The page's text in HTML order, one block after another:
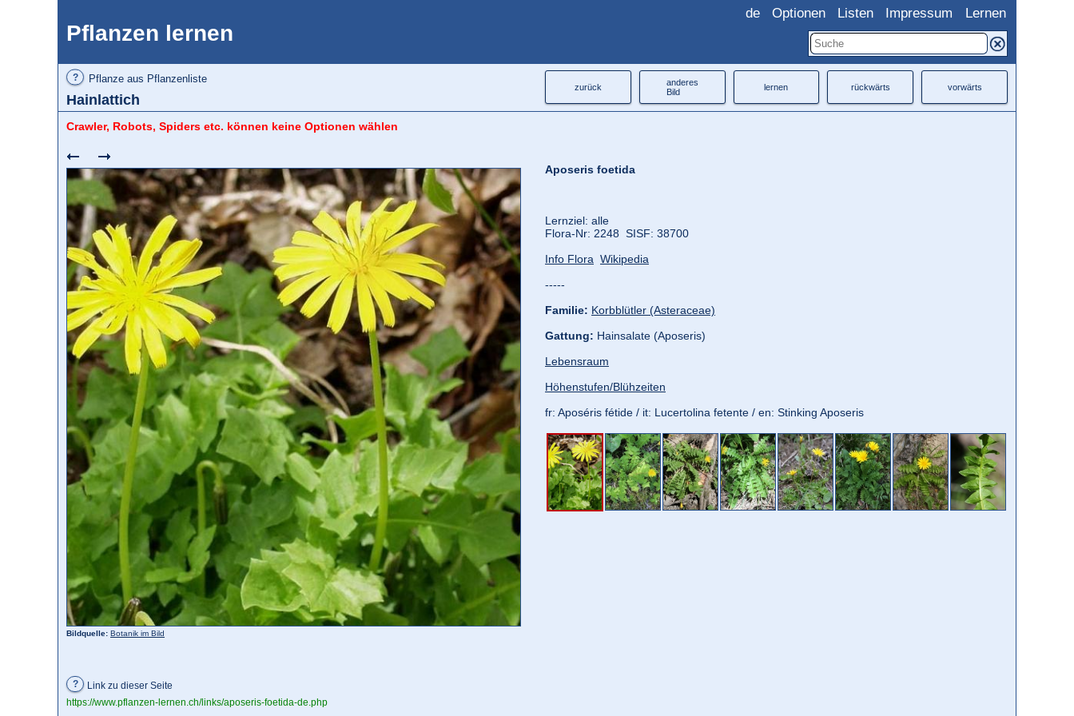
Pflanzen lernen
de Optionen Listen Impressum Lernen
? Pflanze aus Pflanzenliste
Hainlattich
zurück
anderes
Bild
lernen rückwärts vorwärts
Crawler, Robots, Spiders etc. können keine Optionen wählen
Bildquelle: Botanik im Bild
Aposeris foetida
Lernziel: alle
Flora‑Nr: 2248 SISF: 38700
Info Flora Wikipedia
-----
Familie: Korbblütler (Asteraceae)
Gattung: Hainsalate (Aposeris)
Lebensraum
Höhenstufen/Blühzeiten
fr: Aposéris fétide / it: Lucertolina fetente / en: Stinking Aposeris
?
Link zu dieser Seite
https://www.pflanzen-lernen.ch/links/aposeris-foetida-de.php